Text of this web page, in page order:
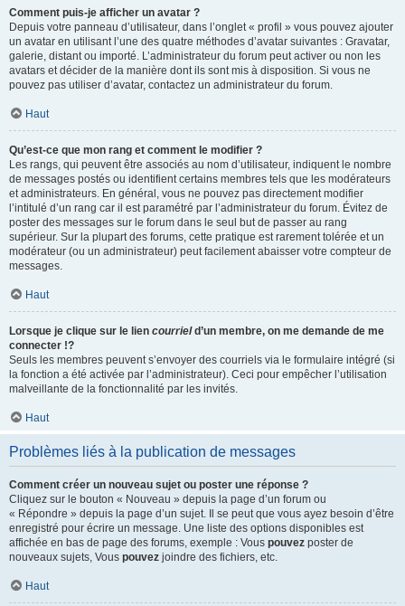
Comment puis-je afficher un avatar ?
Depuis votre panneau d’utilisateur, dans l’onglet « profil » vous pouvez ajouter
un avatar en utilisant l’une des quatre méthodes d’avatar suivantes : Gravatar,
galerie, distant ou importé. L’administrateur du forum peut activer ou non les
avatars et décider de la manière dont ils sont mis à disposition. Si vous ne
pouvez pas utiliser d’avatar, contactez un administrateur du forum.
Haut
Qu’est-ce que mon rang et comment le modifier ?
Les rangs, qui peuvent être associés au nom d’utilisateur, indiquent le nombre
de messages postés ou identifient certains membres tels que les modérateurs
et administrateurs. En général, vous ne pouvez pas directement modifier
l’intitulé d’un rang car il est paramétré par l’administrateur du forum. Évitez de
poster des messages sur le forum dans le seul but de passer au rang
supérieur. Sur la plupart des forums, cette pratique est rarement tolérée et un
modérateur (ou un administrateur) peut facilement abaisser votre compteur de
messages.
Haut
Lorsque je clique sur le lien courrield’un membre, on me demande de me
connecter !?
Seuls les membres peuvent s’envoyer des courriels via le formulaire intégré (si
la fonction a été activée par l’administrateur). Ceci pour empêcher l’utilisation
malveillante de la fonctionnalité par les invités.
Haut
Problèmes liés à la publication de messages
Comment créer un nouveau sujet ou poster une réponse ?
Cliquez sur le bouton « Nouveau » depuis la page d’un forum ou
« Répondre » depuis la page d’un sujet. Il se peut que vous ayez besoin d’être
enregistré pour écrire un message. Une liste des options disponibles est
affichée en bas de page des forums, exemple : Vous pouvez poster de
nouveaux sujets, Vous pouvez joindre des fichiers, etc.
Haut